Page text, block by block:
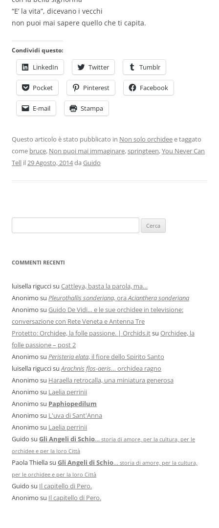
“E’ la vita”, dicevano i vecchi
non puoi mai sapere quello che ti capita.
Condividi questo:
LinkedIn Twitter Tumblr
Pocket Pinterest Facebook
E-mail Stampa
Questo articolo è stato pubblicato in Non solo orchideee taggato
come bruce, Non puoi mai immaginare,springteen,You Never Can
Tell il29 Agosto, 2014da Guido
COMMENTI RECENTI
luisella riguccisu Cattleya, basta la parola, ma…
Anonimo su Pleurothallis sonderiana, oraAcianthera sonderiana
Anonimo su Guido De Vidi… e le sue orchidee in televisione:
conversazione con Rete Veneta e Antenna Tre
Protetto: Orchidee, la folle passione. | Orchids.itsu Orchidee, la
folle passione – post 2
Anonimo su Peristeria elata, il fiore dello Spirito Santo
luisella riguccisuArachnis flos-aeris… orchidea ragno
Anonimo su Haraella retrocalla, una miniatura generosa
Anonimo su Laelia perrinii
Anonimo su Paphiopedilum
Anonimo su L'uva di Sant'Anna
Anonimo su Laelia perrinii
Guido su Gli Angeli di Schio… storia di amore, per la cultura, per le
orchidee e per la loro Città
Paola Thiellasu Gli Angeli di Schio… storia di amore, per la cultura,
per le orchidee e per la loro Città
Guido su Il capitello di Pero.
Anonimo su Il capitello di Pero.